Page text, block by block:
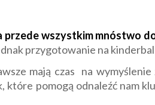
wszystkim mnóstwo
przygotowanie na
mają czas na
pomogą odnaleźć nam